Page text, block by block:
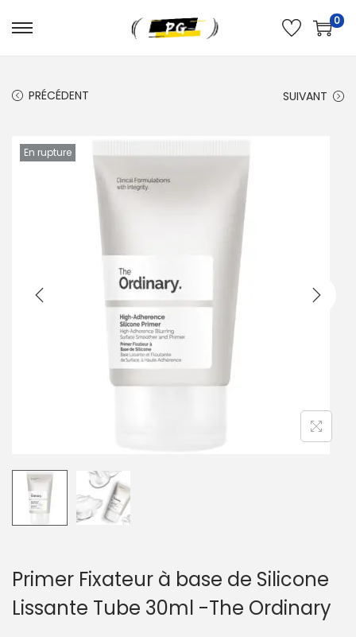
0
PRÉCÉDENT SUIVANT
En rupture
Primer Fixateur à base de Silicone
Lissante Tube 30ml -The Ordinary